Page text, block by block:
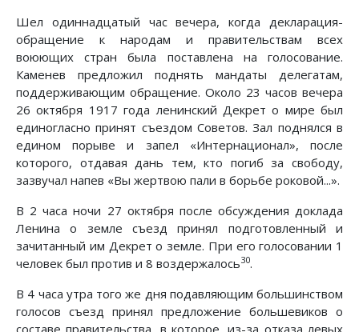
Шел одиннадцатый час вечера, когда декларация-
обращение к народам и правительствам всех
воюющих стран была поставлена на голосование.
Каменев предложил поднять мандаты делегатам,
поддерживающим обращение. Около 23 часов вечера
26 октября 1917 года ленинский Декрет о мире был
единогласно принят съездом Советов. Зал поднялся в
едином порыве и запел «Интернационал», после
которого, отдавая дань тем, кто погиб за свободу,
зазвучал напев «Вы жертвою пали в борьбе роковой...».
В 2 часа ночи 27 октября после обсуждения доклада
Ленина о земле съезд принял подготовленный и
зачитанный им Декрет о земле. При его голосовании 1
человек был против и 8 воздержалось30.
В 4 часа утра того же дня подавляющим большинством
голосов съезд принял предложение большевиков о
составе правительства, в которое, из-за отказа левых